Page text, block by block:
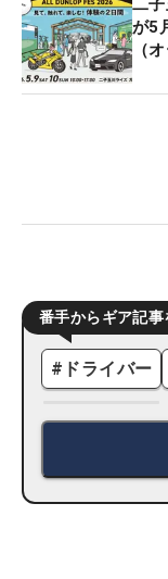
二
が5
（
番手からギア記事
# ドライバー